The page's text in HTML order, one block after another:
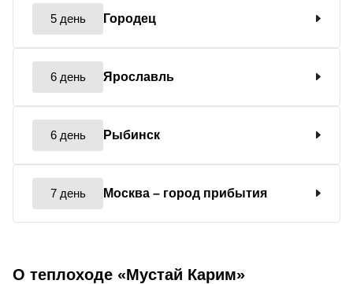
5 день Городец
6 день Ярославль
6 день Рыбинск
7 день Москва – город прибытия
О теплоходе «Мустай Карим»